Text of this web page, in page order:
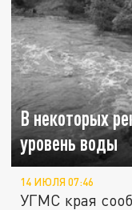
В некоторых
уровень воды
14 ИЮЛЯ 07:46
УГМС края